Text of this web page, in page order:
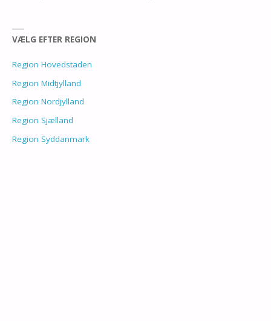
VÆLG EFTER REGION
Region Hovedstaden
Region Midtjylland
Region Nordjylland
Region Sjælland
Region Syddanmark